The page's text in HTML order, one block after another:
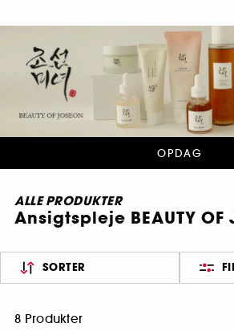
OPDAG
ALLE PRODUKTER
Ansigtspleje BEAUTY OF
SORTER
8 Produkter